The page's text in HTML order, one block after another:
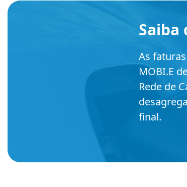
Saiba
As
MOBI.E
Rede de
final.